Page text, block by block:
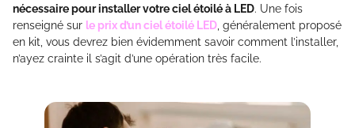
nécessaire pour installer votre ciel étoilé à LED. Une fois
renseigné sur le prix d’un ciel étoilé LED, généralement proposé
en kit, vous devrez bien évidemment savoir comment l’installer,
n’ayez crainte il s’agit d’une opération très facile.